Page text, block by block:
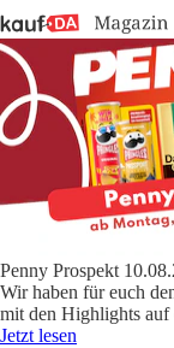
Penny Prospekt
Wir haben für euch
mit den Highlights
Jetzt lesen